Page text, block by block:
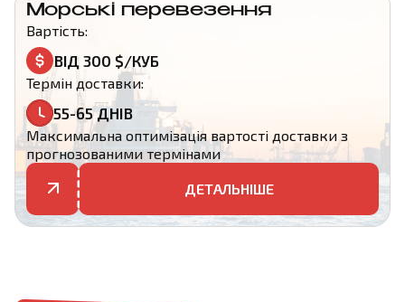
Морські перевезення
Вартість:
ВІД 300 $/КУБ
Термін доставки:
55-65 ДНІВ
Максимальна оптимізація вартості доставки з
прогнозованими термінами
ДЕТАЛЬНІШЕ